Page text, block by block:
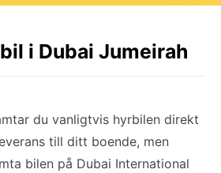
i Dubai Jumeirah
du vanligtvis hyrbilen direkt
till ditt boende, men
bilen på Dubai International